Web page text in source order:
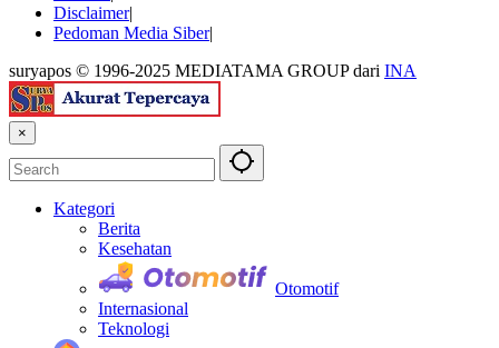
Disclaimer
Pedoman Media Siber
suryapos © 1996-2025 MEDIATAMA GROUP dari INA
×
Kategori
Berita
Kesehatan
Otomotif
Internasional
Teknologi